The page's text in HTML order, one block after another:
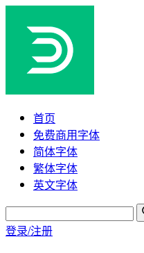
首页
免费商用字体
简体字体
繁体字体
英文字体
登录/注册